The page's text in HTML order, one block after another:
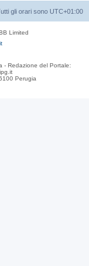
gli orari sono UTC+01:00
Limited
- Redazione del Portale:
Perugia